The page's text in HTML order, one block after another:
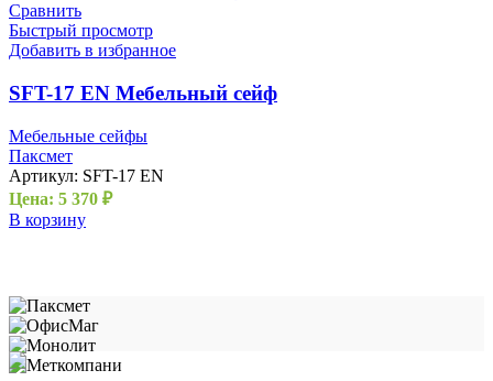
Сравнить
Быстрый просмотр
Добавить в избранное
SFT-17 EN Мебельный сейф
Мебельные сейфы
Паксмет
Артикул: SFT-17 EN
Цена: 5 370 ₽
В корзину